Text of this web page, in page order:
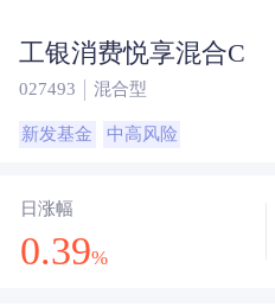
工银消费悦享混合C
027493 混合型
新发基金 中高风险
日涨幅
0.39%